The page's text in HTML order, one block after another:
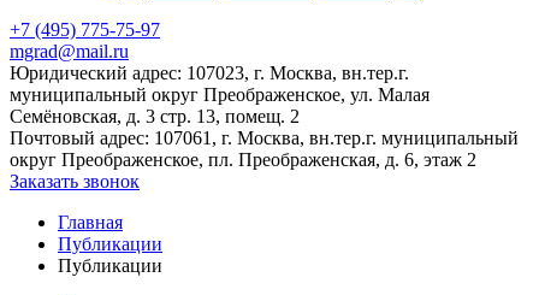
+7 (495) 775-75-97
mgrad@mail.ru
Юридический адрес: 107023, г. Москва, вн.тер.г.
муниципальный округ Преображенское, ул. Малая
Семёновская, д. 3 стр. 13, помещ. 2
Почтовый адрес: 107061, г. Москва, вн.тер.г. муниципальный
округ Преображенское, пл. Преображенская, д. 6, этаж 2
Заказать звонок
Главная
Публикации
Публикации